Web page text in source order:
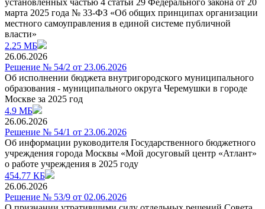
установленных частью 4 статьи 29 Федерального закона от 20
марта 2025 года № 33-ФЗ «Об общих принципах организации
местного самоуправления в единой системе публичной
власти»
2.25 МБ
26.06.2026
Решение № 54/2 от 23.06.2026
Об исполнении бюджета внутригородского муниципального
образования - муниципального округа Черемушки в городе
Москве за 2025 год
4.9 МБ
26.06.2026
Решение № 54/1 от 23.06.2026
Об информации руководителя Государственного бюджетного
учреждения города Москвы «Мой досуговый центр «Атлант»
о работе учреждения в 2025 году
454.77 КБ
26.06.2026
Решение № 53/9 от 02.06.2026